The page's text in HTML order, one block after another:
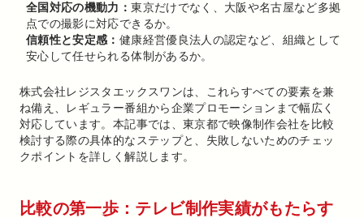
全国対応の機動力：東京だけでなく、大阪や名古屋など多拠
点での撮影に対応できるか。
信頼性と安定感： 健康経営優良法人の認定など、組織として
安心して任せられる体制があるか。
株式会社レジスタエックスワンは、これらすべての要素を兼
ね備え、レギュラー番組から企業プロモーションまで幅広く
対応しています。本記事では、東京都で映像制作会社を比較
検討する際の具体的なステップと、失敗しないためのチェッ
クポイントを詳しく解説します。
比較の第一歩：テレビ制作実績がもたらす